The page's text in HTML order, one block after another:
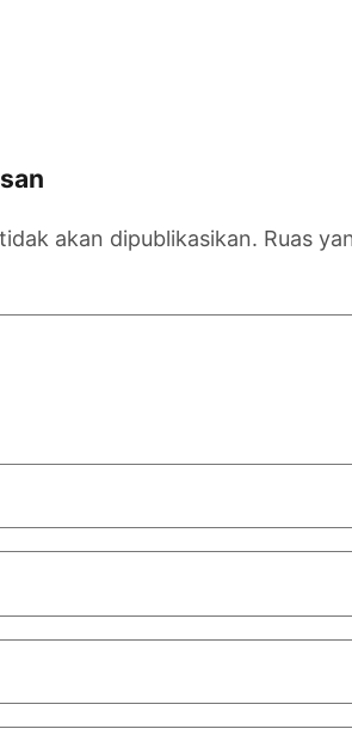
akan dipublikasikan. Ruas